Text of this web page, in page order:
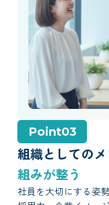
Point03
組織としての
組みが整う
社員を大切にする姿勢